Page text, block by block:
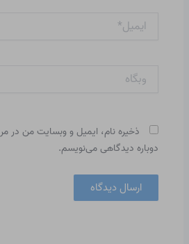
ایمیل*
ذخیره نام، ایمیل و وبسایت من در
دوباره دیدگاهی می‌نویسم.